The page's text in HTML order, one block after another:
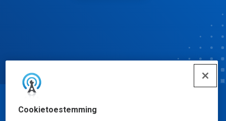
Cookietoestemming© Ecolab Inc. 2025